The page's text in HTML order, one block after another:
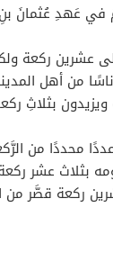
في عَهدِ عُثمانَ بنِ
عشرين ركعة
من أهل
بثلاثِ
محددًا من
بثلاث عشر
ركعة قصَّر من